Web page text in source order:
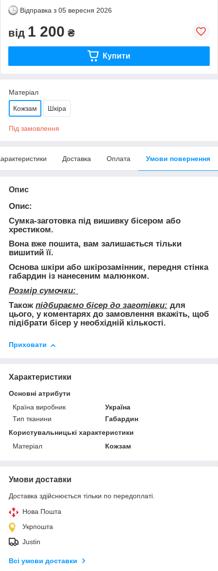
Відправка з 05 вересня 2026
від 1 200 ₴
Купити
Матеріал
Кожзам Шкіра
Під замовлення
Доставка Оплата Умови повернення
Опис
Опис:
Сумка-заготовка під вишивку бісером або
хрестиком.
Вона вже пошита, вам залишається тільки
вишитий її.
Основа шкіри або шкірозамінник, передня стінка
габардин із нанесеним малюнком.
Розмір сумочки:
Також підбираємо бісер до заготівки: для
цього, у коментарях до замовлення вкажіть, щоб
підібрати бісер у необхідній кількості.
Приховати
Характеристики
Основні атрибути
Країна виробник
Україна
Тип тканини
Габардин
Користувальницькі характеристики
Матеріал
Кожзам
Умови доставки
Доставка здійснюється тільки по передоплаті.
Нова Пошта
Укрпошта
Justin
Всі умови доставки